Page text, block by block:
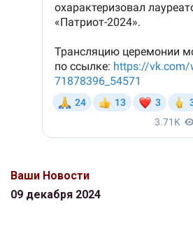
Ваши Новости
09 декабря 2024